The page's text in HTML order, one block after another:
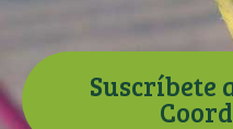
Suscríbete